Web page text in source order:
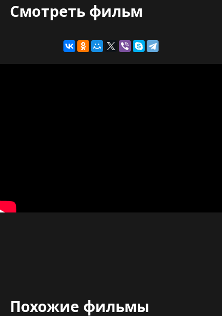
Смотреть фильм
Похожие фильмы